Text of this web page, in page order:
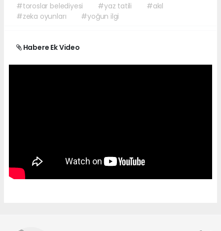
#toroslar belediyesi #yaz tatili
#akıl
#zeka oyunları
#yoğun ilgi
Habere Ek Video